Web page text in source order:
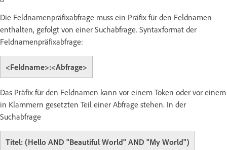
Die Feldnamenpräfixabfrage muss ein Präfix für den Feldnamen
enthalten, gefolgt von einer Suchabfrage. Syntaxformat der
Feldnamenpräfixabfrage:
<Feldname>:<Abfrage>
Das Präfix für den Feldnamen kann vor einem Token oder vor einem
in Klammern gesetzten Teil einer Abfrage stehen. In der
Suchabfrage
Titel: (Hello AND "Beautiful World" AND "My World")